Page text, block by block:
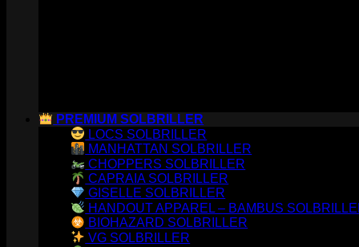
PREMIUM SOLBRILLER
LOCS SOLBRILLER
MANHATTAN SOLBRILLER
CHOPPERS SOLBRILLER
CAPRAIA SOLBRILLER
GISELLE SOLBRILLER
HANDOUT APPAREL – BAMBUS
BIOHAZARD SOLBRILLER
VG SOLBRILLER